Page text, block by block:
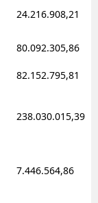
24.216.908,21
80.092.305,86
82.152.795,81
238.030.015,39
7.446.564,86